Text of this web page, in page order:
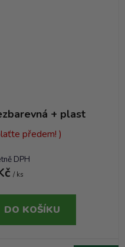
+ plast
předem! )
DPH
/ ks
DO KOŠÍKU